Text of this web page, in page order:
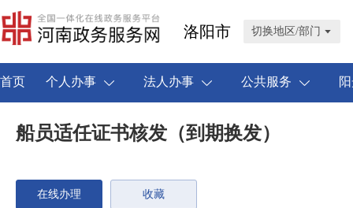
洛阳市 切换地区/部门
首页 个人办事 法人办事 公共服务
船员适任证书核发（到期换发）
在线办理 收藏